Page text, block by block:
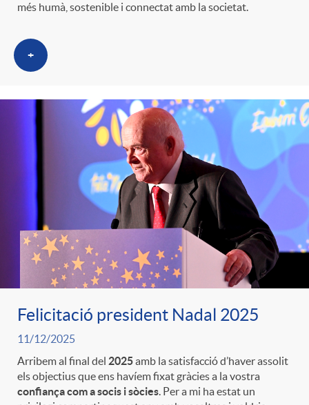
més humà, sostenible i connectat amb la societat.
+
Felicitació president Nadal 2025
11/12/2025
Arribem al final del 2025amb la satisfacció d’haver assolit
els objectius que ens havíem fixat gràcies a la vostra
confiança com a socis i sòcies. Per a mi ha estat un